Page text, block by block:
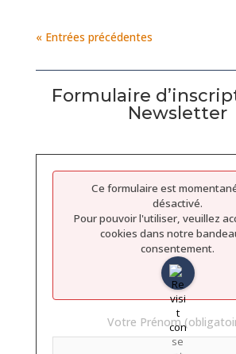
« Entrées précédentes
Formulaire
Newsletter
Ce formulaire est
désactivé.
Pour pouvoir l'utiliser, veuillez
cookies dans notre
consentement.
Votre Prénom